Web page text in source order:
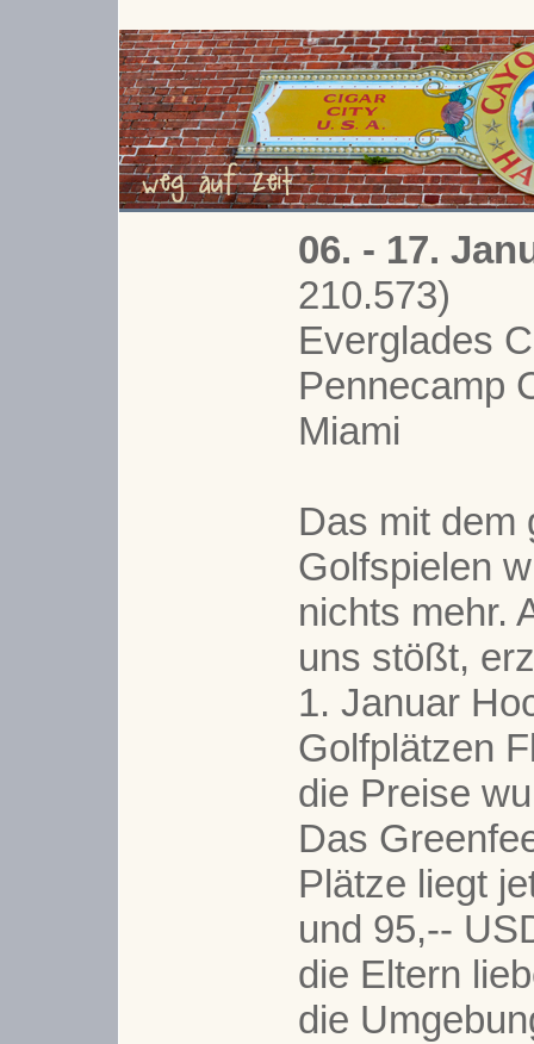
06. - 17.
210.573)
Everglades
Pennecamp
Miami
Das mit dem
Golfspielen
nichts mehr.
uns stößt,
1. Januar
Golfplätzen
die Preise
Das
Plätze liegt
und 95,--
die Eltern
die